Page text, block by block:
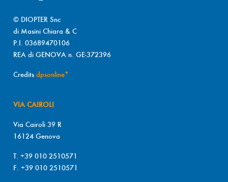
© DIOPTER Snc
di Masini Chiara & C
P.I. 03689470106
REA di GENOVA n. GE-372396
Credits dpsonline*
VIA CAIROLI
Via Cairoli 39 R
16124 Genova
T. +39 010 2510571
F. +39 010 2510571